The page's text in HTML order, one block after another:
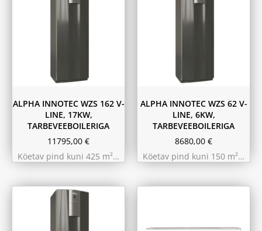
ALPHA INNOTEC WZS 162 V-
LINE, 17KW,
TARBEVEEBOILERIGA
11795,00 €
Köetav pind kuni 425 m²…
ALPHA INNOTEC WZS 62 V-
LINE, 6KW,
TARBEVEEBOILERIGA
8680,00 €
Köetav pind kuni 150 m²…